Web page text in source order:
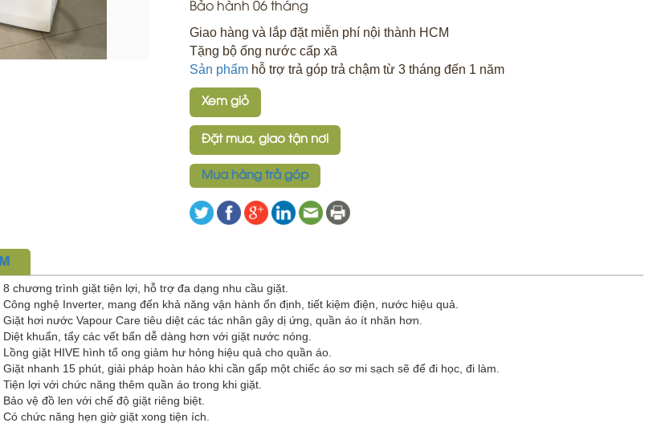
Bảo hành 06 tháng
Giao hàng và lắp đặt miễn phí nội thành HCM
Tặng bộ ống nước cấp xã
Sản phẩmhỗ trợ trả góp trả chậm từ 3 tháng đến 1 năm
Xem giỏ
Đặt mua, giao tận nơi
Mua hàng trả góp
8 chương trình giặt tiện lợi, hỗ trợ đa dạng nhu cầu giặt.
Công nghệ Inverter, mang đến khả năng vận hành ổn định, tiết kiệm điện, nước hiệu quả.
Giặt hơi nước Vapour Care tiêu diệt các tác nhân gây dị ứng, quần áo ít nhăn hơn.
Diệt khuẩn, tẩy các vết bẩn dễ dàng hơn với giặt nước nóng.
Lồng giặt HIVE hình tổ ong giảm hư hỏng hiệu quả cho quần áo.
Giặt nhanh 15 phút, giải pháp hoàn hảo khi cần gấp một chiếc áo sơ mi sạch sẽ để đi học, đi làm.
Tiện lợi với chức năng thêm quần áo trong khi giặt.
Bảo vệ đồ len với chế độ giặt riêng biệt.
Có chức năng hẹn giờ giặt xong tiện ích.